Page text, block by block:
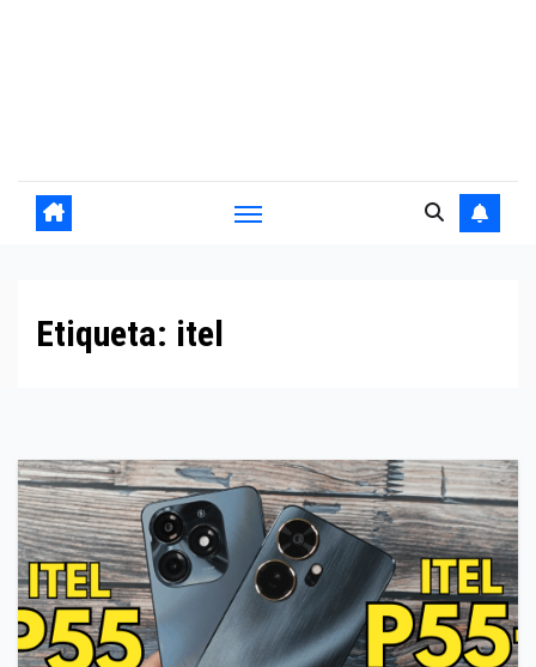
Etiqueta: itel